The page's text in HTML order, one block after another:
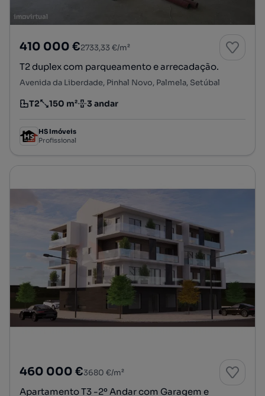
410 000 €2733,33 €/m²
T2 duplex com parqueamento e arrecadação.
Avenida da Liberdade, Pinhal Novo, Palmela, Setúbal
Tipologia
T2
Preço por metro quadrado
150 m²
Andar 3 andar
HS Imóveis
Profissional
460 000 €3680 €/m²
Apartamento T3 -2º Andar com Garagem e